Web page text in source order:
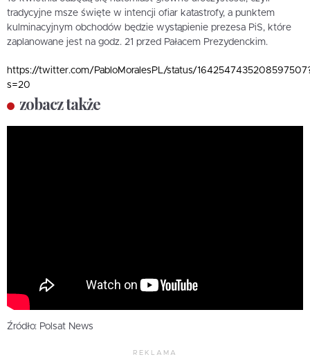
tradycyjne msze święte w intencji ofiar katastrofy, a punktem
kulminacyjnym obchodów będzie wystąpienie prezesa PiS, które
zaplanowane jest na godz. 21 przed Pałacem Prezydenckim.
https://twitter.com/PabloMoralesPL/status/
s=20
zobacz także
Źródło: Polsat News
REKLAMA